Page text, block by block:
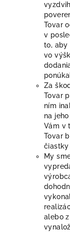
Tovar
v
to, aby
vo
Za
Tovar
ním
na
Vám v
Tovar
čiastky
My
alebo